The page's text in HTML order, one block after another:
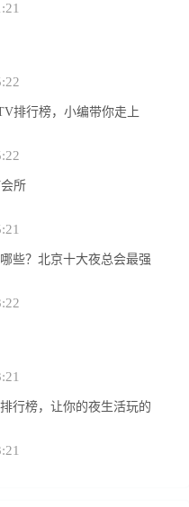
排行榜，小编带你走上
所
些？北京十大夜总会最强
行榜，让你的夜生活玩的